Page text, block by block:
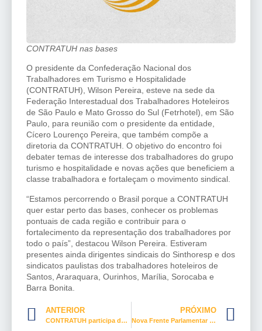
CONTRATUH nas bases
O presidente da Confederação Nacional dos
Trabalhadores em Turismo e Hospitalidade
(CONTRATUH), Wilson Pereira, esteve na sede da
Federação Interestadual dos Trabalhadores Hoteleiros
de São Paulo e Mato Grosso do Sul (Fetrhotel), em São
Paulo, para reunião com o presidente da entidade,
Cícero Lourenço Pereira, que também compõe a
diretoria da CONTRATUH. O objetivo do encontro foi
debater temas de interesse dos trabalhadores do grupo
turismo e hospitalidade e novas ações que beneficiem a
classe trabalhadora e fortaleçam o movimento sindical.
“Estamos percorrendo o Brasil porque a CONTRATUH
quer estar perto das bases, conhecer os problemas
pontuais de cada região e contribuir para o
fortalecimento da representação dos trabalhadores por
todo o país”, destacou Wilson Pereira. Estiveram
presentes ainda dirigentes sindicais do Sinthoresp e dos
sindicatos paulistas dos trabalhadores hoteleiros de
Santos, Araraquara, Ourinhos, Marília, Sorocaba e
Barra Bonita.
ANTERIOR
CONTRATUH participa de reunião do Conselho Nacional de Turismo
PRÓXIMO
Nova Frente Parlamentar sobre Reforma Tributária Solidária tem presença da CONTRATUH